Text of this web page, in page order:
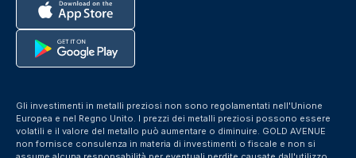
Gli investimenti in metalli preziosi non sono regolamentati nell'Unione
Europea e nel Regno Unito. I prezzi dei metalli preziosi possono essere
volatili e il valore del metallo può aumentare o diminuire. GOLD AVENUE
non fornisce consulenza in materia di investimenti o fiscale e non si